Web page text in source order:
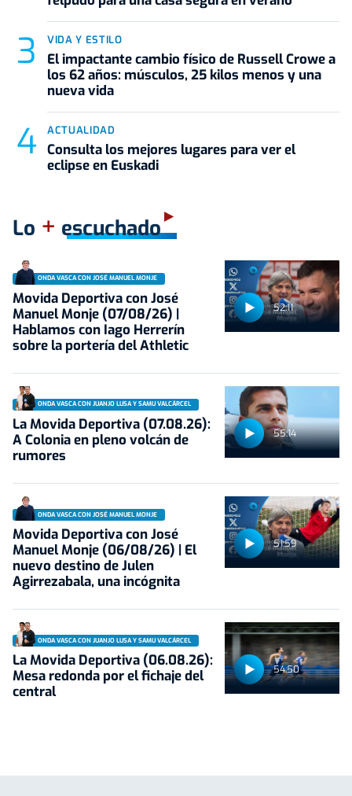
VIDA Y ESTILO
El impactante cambio físico de Russell Crowe a
los 62 años: músculos, 25 kilos menos y una
nueva vida
ACTUALIDAD
Consulta los mejores lugares para ver el
eclipse en Euskadi
Lo + escuchado
52:11
ONDA VASCA CON JOSÉ MANUEL MONJE
Movida Deportiva con José
Manuel Monje (07/08/26) |
Hablamos con Iago Herrerín
sobre la portería del Athletic
55:14
ONDA VASCA CON JUANJO LUSA Y SAMU VALCÁRCEL
La Movida Deportiva (07.08.26):
A Colonia en pleno volcán de
rumores
51:59
ONDA VASCA CON JOSÉ MANUEL MONJE
Movida Deportiva con José
Manuel Monje (06/08/26) | El
nuevo destino de Julen
Agirrezabala, una incógnita
54:50
ONDA VASCA CON JUANJO LUSA Y SAMU VALCÁRCEL
La Movida Deportiva (06.08.26):
Mesa redonda por el fichaje del
central